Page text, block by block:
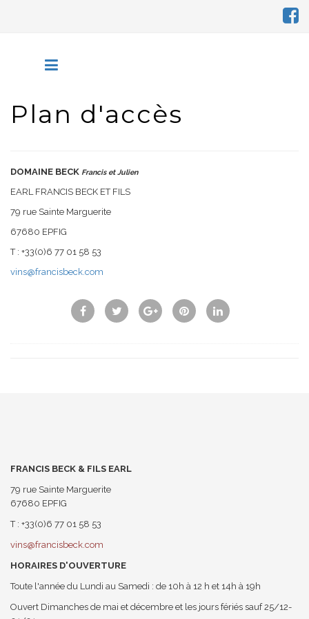
Plan d'accès
DOMAINE BECK Francis et Julien
EARL FRANCIS BECK ET FILS
79 rue Sainte Marguerite
67680 EPFIG
T : +33(0)6 77 01 58 53
vins@francisbeck.com
FRANCIS BECK & FILS EARL
79 rue Sainte Marguerite
67680 EPFIG
T : +33(0)6 77 01 58 53
vins@francisbeck.com
HORAIRES D'OUVERTURE
Toute l'année du Lundi au Samedi : de 10h à 12 h et 14h à 19h
Ouvert Dimanches de mai et décembre et les jours fériés sauf 25/12-